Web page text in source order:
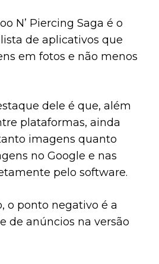
N’ Piercing Saga é o
de aplicativos que
em fotos e não menos
dele é que, além
plataformas, ainda
imagens quanto
no Google e nas
pelo software.
o ponto negativo é a
de anúncios na versão